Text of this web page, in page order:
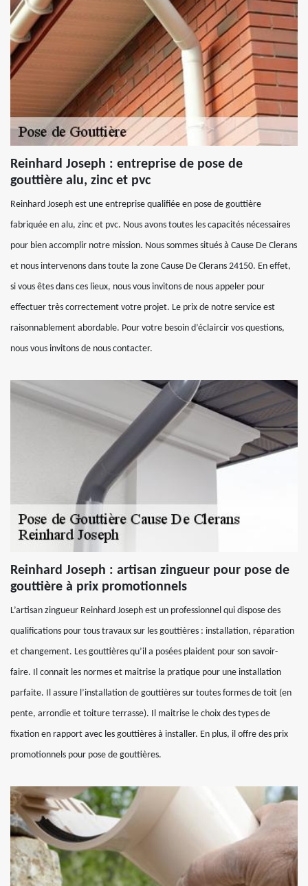
Reinhard Joseph : entreprise de pose de
gouttière alu, zinc et pvc
Reinhard Joseph est une entreprise qualifiée en pose de gouttière
fabriquée en alu, zinc et pvc. Nous avons toutes les capacités nécessaires
pour bien accomplir notre mission. Nous sommes situés à Cause De Clerans
et nous intervenons dans toute la zone Cause De Clerans 24150. En effet,
si vous êtes dans ces lieux, nous vous invitons de nous appeler pour
effectuer très correctement votre projet. Le prix de notre service est
raisonnablement abordable. Pour votre besoin d’éclaircir vos questions,
nous vous invitons de nous contacter.
Reinhard Joseph : artisan zingueur pour pose de
gouttière à prix promotionnels
L’artisan zingueur Reinhard Joseph est un professionnel qui dispose des
qualifications pour tous travaux sur les gouttières : installation, réparation
et changement. Les gouttières qu’il a posées plaident pour son savoir-
faire. Il connait les normes et maitrise la pratique pour une installation
parfaite. Il assure l’installation de gouttières sur toutes formes de toit (en
pente, arrondie et toiture terrasse). Il maitrise le choix des types de
fixation en rapport avec les gouttières à installer. En plus, il offre des prix
promotionnels pour pose de gouttières.